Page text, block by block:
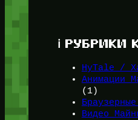
ℹ️ РУБРИКИ
HyTale /
Анимации
(1)
Видео